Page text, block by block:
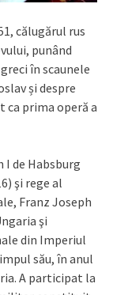
călugărul rus
punând
în scaunele
și despre
ca prima operă a
I de Habsburg
şi rege al
Franz Joseph
şi
din Imperiul
său, în anul
A participat la